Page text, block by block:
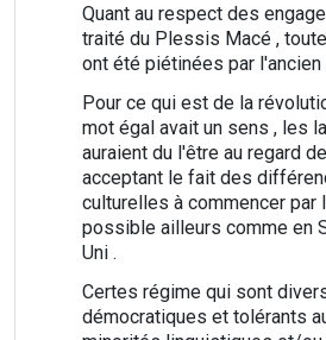
Quant au respect des
traité du Plessis Macé ,
ont été piétinées par l'ancien
Pour ce qui est de la
mot égal avait un sens , les
auraient du l'être au regard
acceptant le fait des
culturelles à commencer par
possible ailleurs comme en
Uni .
Certes régime qui sont
démocratiques et tolérants